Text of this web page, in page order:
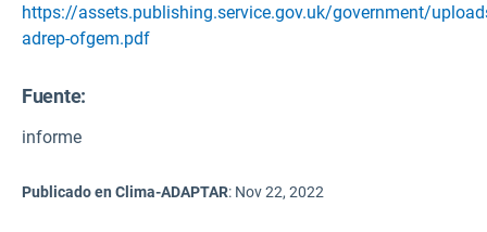
https://assets.publishing.service.gov.uk/government/
adrep-ofgem.pdf
Fuente:
informe
Publicado en Clima-ADAPTAR: Nov 22, 2022